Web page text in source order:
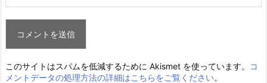
このサイトはスパムを低減するために Akismet を使っています。
コ
メントデータの処理方法の詳細はこちらをご覧ください。